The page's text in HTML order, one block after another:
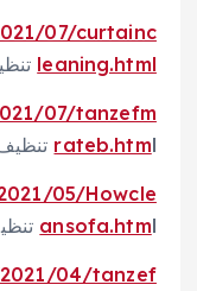
07/curtainc
leaning.html
07/tanzefm
rateb.html تنظيف المراتب بالبخار بجدة
05/Howcle
ansofa.html تنظيف الكنب في جدة
04/tanzef